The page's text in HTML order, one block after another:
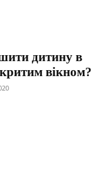
дитину в
вікном?